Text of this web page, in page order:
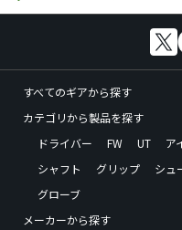
すべてのギアから探す
カテゴリから製品を探す
ドライバー
FW UT ア
シャフト
グリップ シュ
グローブ
メーカーから探す